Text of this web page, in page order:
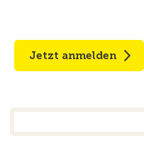
Jetzt anmelden